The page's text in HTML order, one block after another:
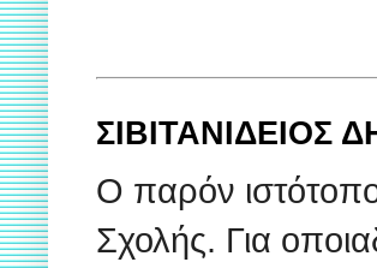
Ο παρόν
Σχολής. Για